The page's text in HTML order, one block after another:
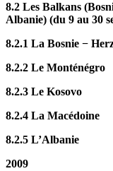
8.2 Les Balkans
Albanie) (du 9 au 30
8.2.1 La Bosnie −
8.2.2 Le Monténégro
8.2.3 Le Kosovo
8.2.4 La Macédoine
8.2.5 L’Albanie
2009